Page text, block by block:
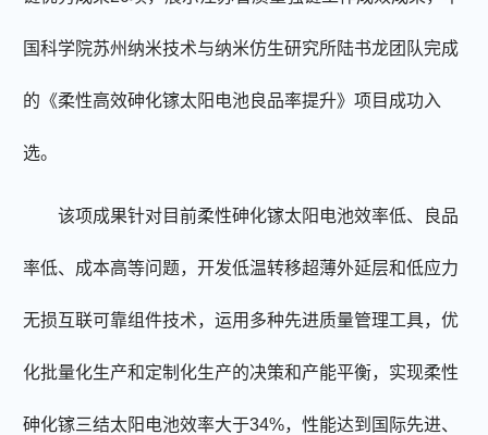
国科学院苏州纳米技术与纳米仿生研究所陆书龙团队完成
的《柔性高效砷化镓太阳电池良品率提升》项目成功入
选。
该项成果针对目前柔性砷化镓太阳电池效率低、良品
率低、成本高等问题，开发低温转移超薄外延层和低应力
无损互联可靠组件技术，运用多种先进质量管理工具，优
化批量化生产和定制化生产的决策和产能平衡，实现柔性
砷化镓三结太阳电池效率大于34%，性能达到国际先进、